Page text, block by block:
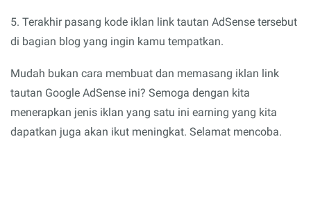
5. Terakhir pasang kode iklan link tautan AdSense tersebut
di bagian blog yang ingin kamu tempatkan.
Mudah bukan cara membuat dan memasang iklan link
tautan Google AdSense ini? Semoga dengan kita
menerapkan jenis iklan yang satu ini earning yang kita
dapatkan juga akan ikut meningkat. Selamat mencoba.